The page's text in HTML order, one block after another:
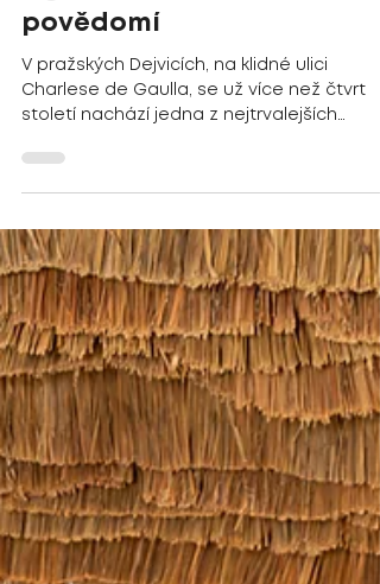
7. 2. Minut čtení: 2
Ristorante Da Emanuel:
Italská klasika, která si
zaslouží místo
v gastronomickém
povědomí
V pražských Dejvicích, na klidné ulici
Charlese de Gaulla, se už více než čtvrt
století nachází jedna z nejtrvalejších
gastronomických adres italské kuchyně v
Česku – Ristorante Da Emanuel.